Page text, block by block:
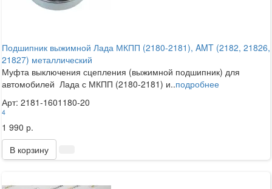
Подшипник выжимной Лада МКПП (2180-2181), AMT (2182, 21826,
21827) металлический
Муфта выключения сцепления (выжимной подшипник) для
автомобилей Лада с МКПП (2180-2181) и..подробнее
Арт: 2181-1601180-20
4
1 990 р.
В корзину